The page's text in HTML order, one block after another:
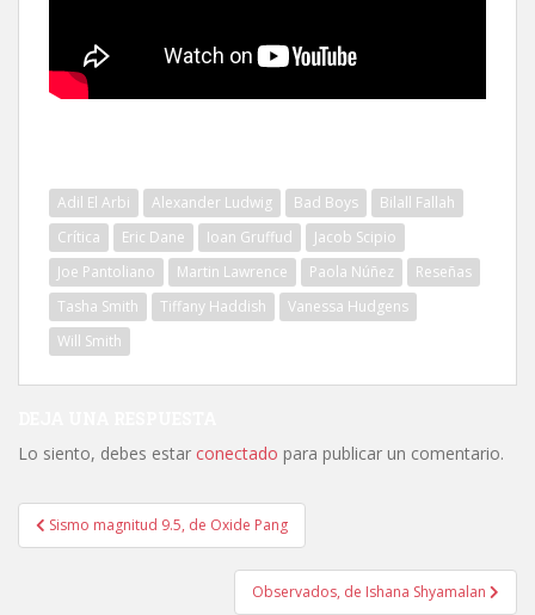
Adil El Arbi Alexander Ludwig Bad Boys
Bilall Fallah
Crítica
Eric Dane Ioan Gruffud
Jacob Scipio
Joe Pantoliano
Martin Lawrence Paola Núñez
Reseñas
Tasha Smith
Tiffany Haddish
Vanessa Hudgens
Will Smith
Lo siento, debes estar conectado para publicar un comentario.
Navegación
de
Sismo magnitud 9.5, de Oxide Pang
Observados, de Ishana Shyamalan